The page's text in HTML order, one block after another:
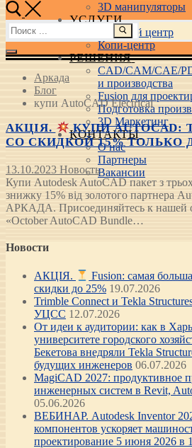
3D манипуляторы
УСЛУГИ
Учебный центр
Копи-центр
РЕШЕНИЯ
CAD/CAM/CAE/
и производства
Fusion для
Подготовка
3D Маркетинг
КОНТАКТЫ
О нас
Партнеры
Вакансии
Найти:
Аркада
Блог
купи AutoCAD Electrical
АКЦІЯ.
КУПИ AUTOCAD:
СО СКИДКОЙ 15% ТОЛЬКО
13.10.2023 Новость
Купи Autodesk AutoCAD пакет з
знижку 15% від золотого партнера
АРКАДА. Присоединяйтесь к нашей
«October AutoCAD Bundle…
Новости
АКЦІЯ.
Fusion: самая
скидки до 25% 19.07.2026
Trimble Connect и Tekla
УЦСС 12.07.2026
От идеи к аудитории: как в
университете городского
Бекетова внедряли Tekla
будущих инженеров 06.07.2026
MagiCAD 2027: продуктивное
инженерных систем в Revit,
05.06.2026
ВЕБИНАР. Autodesk Inventor
компонентов ускоряет
проектирование 5 июня 2026 в